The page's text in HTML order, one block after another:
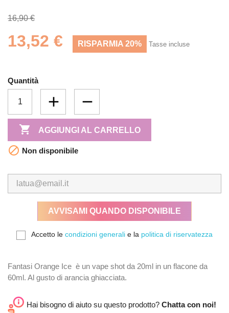
16,90 €
13,52 € RISPARMIA 20% Tasse incluse
Quantità
 AGGIUNGI AL CARRELLO
 Non disponibile
AVVISAMI QUANDO DISPONIBILE
Accetto le condizioni generali e la politica di riservatezza
Fantasi Orange Ice è un vape shot da 20ml in un flacone da
60ml. Al gusto di arancia ghiacciata.
Hai bisogno di aiuto su questo prodotto? Chatta con noi!